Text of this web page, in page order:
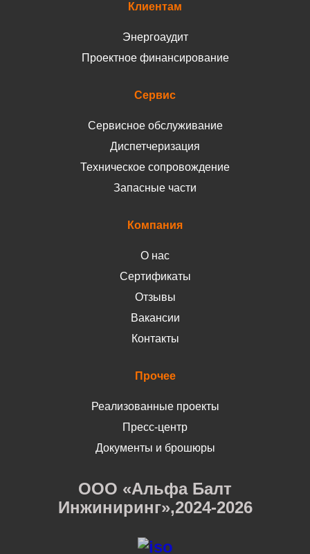
Клиентам
Энергоаудит
Проектное финансирование
Сервис
Сервисное обслуживание
Диспетчеризация
Техническое сопровождение
Запасные части
Компания
О нас
Сертификаты
Отзывы
Вакансии
Контакты
Прочее
Реализованные проекты
Пресс-центр
Документы и брошюры
ООО «Альфа Балт
Инжиниринг»,2024-2026